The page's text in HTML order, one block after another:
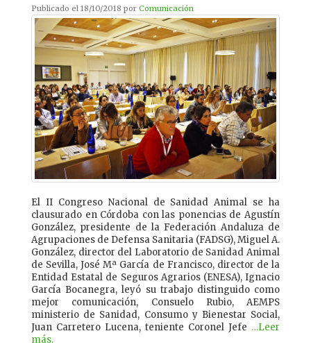
Publicado el 18/10/2018 por Comunicación
El II Congreso Nacional de Sanidad Animal se ha
clausurado en Córdoba con las ponencias de Agustín
González, presidente de la Federación Andaluza de
Agrupaciones de Defensa Sanitaria (FADSG), Miguel A.
González, director del Laboratorio de Sanidad Animal
de Sevilla, José Mª García de Francisco, director de la
Entidad Estatal de Seguros Agrarios (ENESA), Ignacio
García Bocanegra, leyó su trabajo distinguido como
mejor comunicación, Consuelo Rubio, AEMPS
ministerio de Sanidad, Consumo y Bienestar Social,
Juan Carretero Lucena, teniente Coronel Jefe …Leer
más.